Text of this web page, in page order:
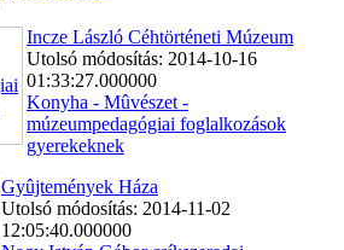
Incze László Céhtörténeti Múzeum
Utolsó módosítás: 2014-10-16
01:33:27.000000
Konyha - Mûvészet -
múzeumpedagógiai foglalkozások
gyerekeknek
Gyûjtemények Háza
Utolsó módosítás: 2014-11-02
12:05:40.000000